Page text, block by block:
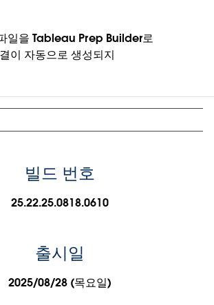
일을 Tableau Prep Builder로
이 자동으로 생성되지
빌드 번호
25.22.25.0818.0610
출시일
2025/08/28 (목요일)